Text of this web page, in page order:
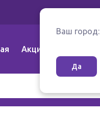
Акции
Ваш город:
Да